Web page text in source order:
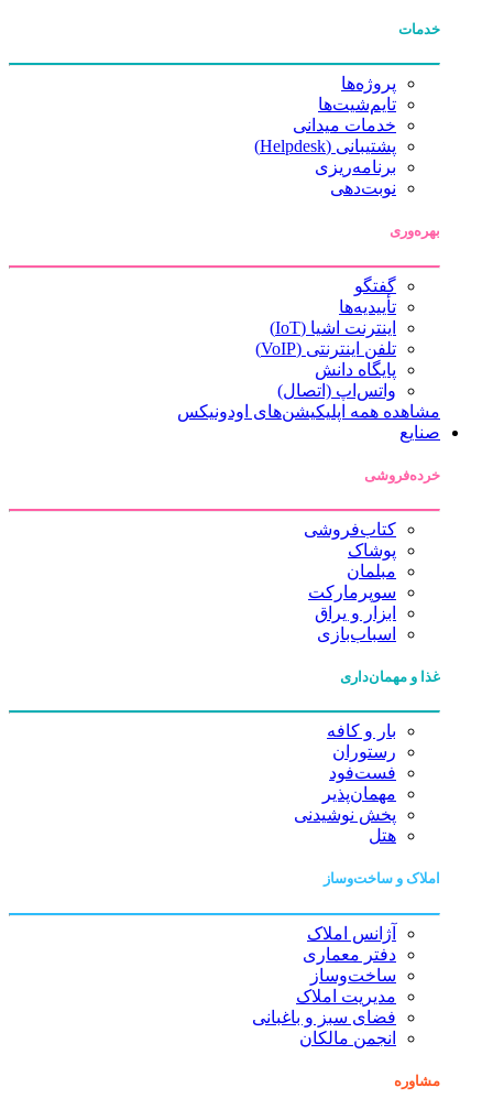
خدمات
پروژه‌ها
تایم‌شیت‌ها
خدمات میدانی
پشتیبانی (Helpdesk)
برنامه‌ریزی
نوبت‌دهی
بهره‌وری
گفتگو
تأییدیه‌ها
اینترنت اشیا (IoT)
تلفن اینترنتی (VoIP)
پایگاه دانش
واتس‌اپ (اتصال)
مشاهده همه اپلیکیشن‌های اودونیکس
صنایع
خرده‌فروشی
کتاب‌فروشی
پوشاک
مبلمان
سوپرمارکت
ابزار و یراق
اسباب‌بازی
غذا و مهمان‌داری
بار و کافه
رستوران
فست‌فود
مهمان‌پذیر
پخش نوشیدنی
هتل
املاک و ساخت‌وساز
آژانس املاک
دفتر معماری
ساخت‌وساز
مدیریت املاک
فضای سبز و باغبانی
انجمن مالکان
مشاوره